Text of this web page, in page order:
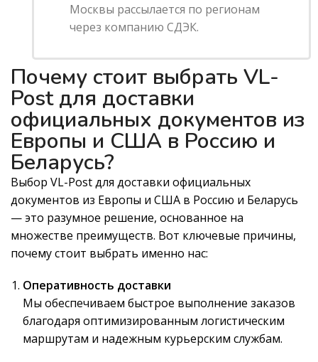
Москвы рассылается по регионам
через компанию СДЭК.
Почему стоит выбрать VL-
Post для доставки
официальных документов из
Европы и США в Россию и
Беларусь?
Выбор VL-Post для доставки официальных
документов из Европы и США в Россию и Беларусь
— это разумное решение, основанное на
множестве преимуществ. Вот ключевые причины,
почему стоит выбрать именно нас:
Оперативность доставки
Мы обеспечиваем быстрое выполнение заказов
благодаря оптимизированным логистическим
маршрутам и надежным курьерским службам.